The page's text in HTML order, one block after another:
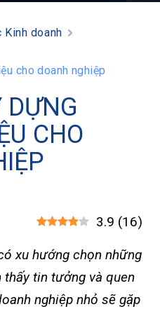
Kinh doanh
cho doanh nghiệp
DỰNG
CHO
3.9 (16)
xu hướng chọn những
tin tưởng và quen
nghiệp nhỏ sẽ gặp